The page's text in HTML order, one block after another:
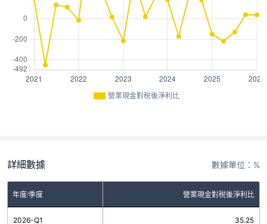
營業現金對稅後淨利比
詳細數據 數據單位：%
年度/季度 營業現金對稅後淨利比
2026-Q1 35.25